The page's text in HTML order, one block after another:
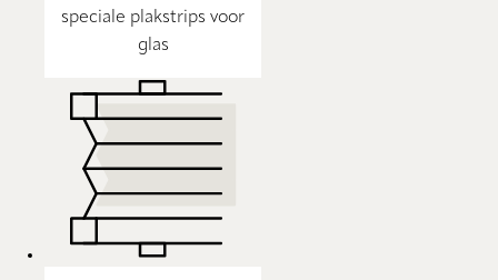
speciale plakstrips voor
glas